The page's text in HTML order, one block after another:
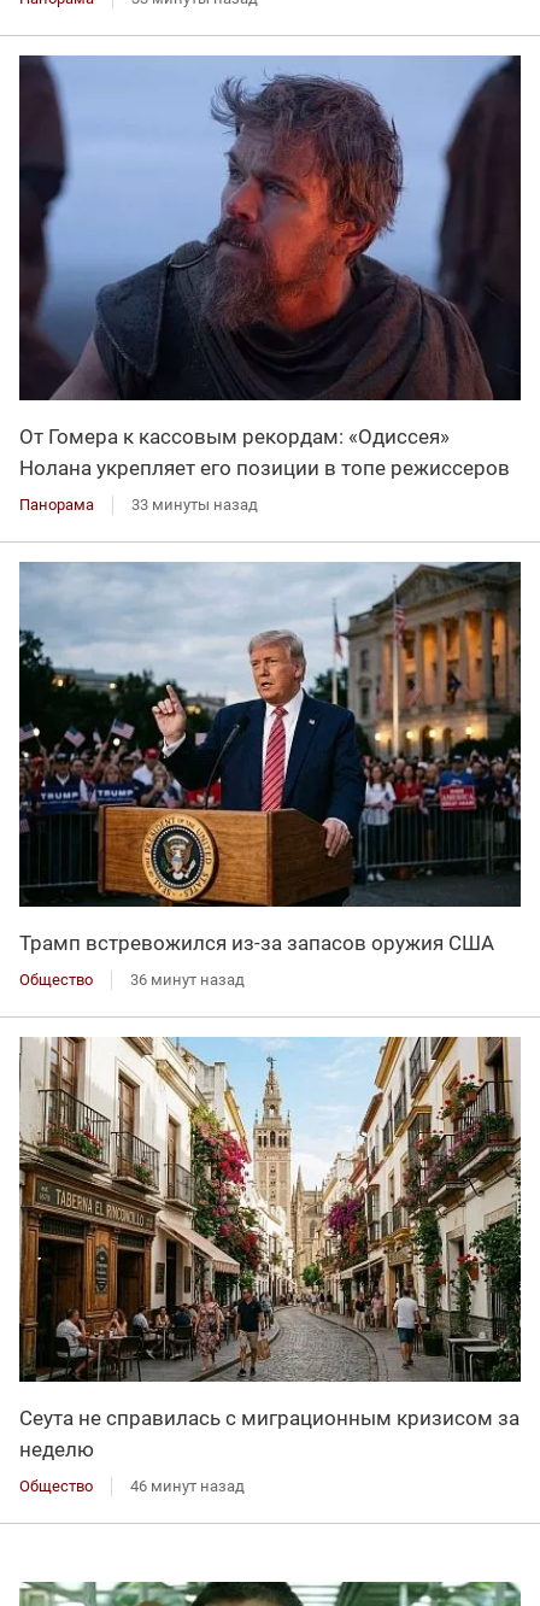
От Гомера к кассовым рекордам: «Одиссея»
Нолана укрепляет его позиции в топе режиссеров
Панорама 33 минуты назад
Трамп встревожился из-за запасов оружия США
Общество 36 минут назад
Сеута не справилась с миграционным кризисом за
неделю
Общество 46 минут назад